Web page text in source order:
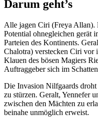
Darum geht’s
Alle jagen Ciri (Freya Allan).
Potential ohnegleichen gerät
Parteien des Kontinents.
Chalotra) verstecken Ciri vor
Klauen des bösen Magiers
Auftraggeber sich im
Die Invasion Nilfgaards
zu stürzen. Geralt, Yennefer
zwischen den Mächten zu
beinahe unmöglich erweist.